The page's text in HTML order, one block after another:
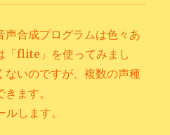
声合成プログラムは色々あ
「flite」を使ってみまし
ないのですが、複数の声種
ます。
します。